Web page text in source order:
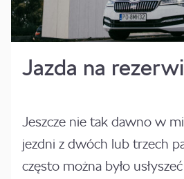
Jazda na
Jeszcze nie tak dawno w
jezdni z dwóch lub trzech
często można było